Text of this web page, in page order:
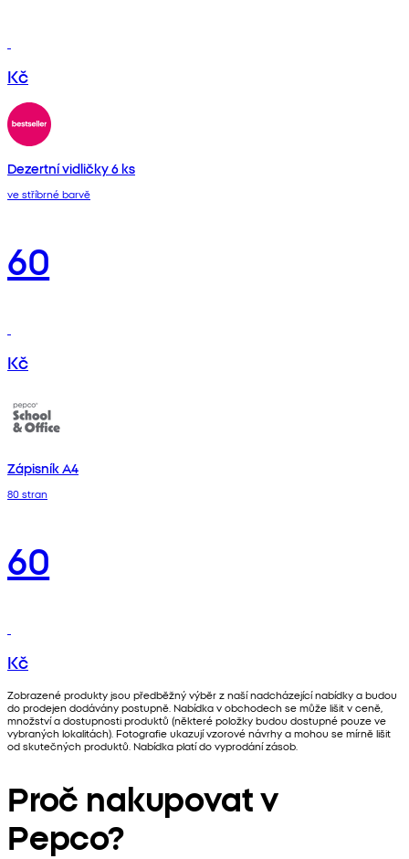
Kč
Dezertní vidličky 6 ks
ve stříbrné barvě
60
Kč
Zápisník A4
80 stran
60
Kč
Zobrazené produkty jsou předběžný výběr z naší nadcházející nabídky a budou
do prodejen dodávány postupně. Nabídka v obchodech se může lišit v ceně,
množství a dostupnosti produktů (některé položky budou dostupné pouze ve
vybraných lokalitách). Fotografie ukazují vzorové návrhy a mohou se mírně lišit
od skutečných produktů. Nabídka platí do vyprodání zásob.
Proč nakupovat v
Pepco?